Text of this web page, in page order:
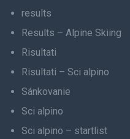
results
Results – Alpine Skiing
Risultati
Risultati – Sci alpino
Sánkovanie
Sci alpino
Sci alpino – startlist